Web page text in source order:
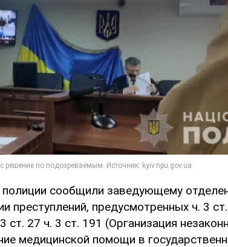
полиции сообщили заведующему
преступлений, предусмотренных ч. 3
ст. 27 ч. 3 ст. 191 (Организация
медицинской помощи в